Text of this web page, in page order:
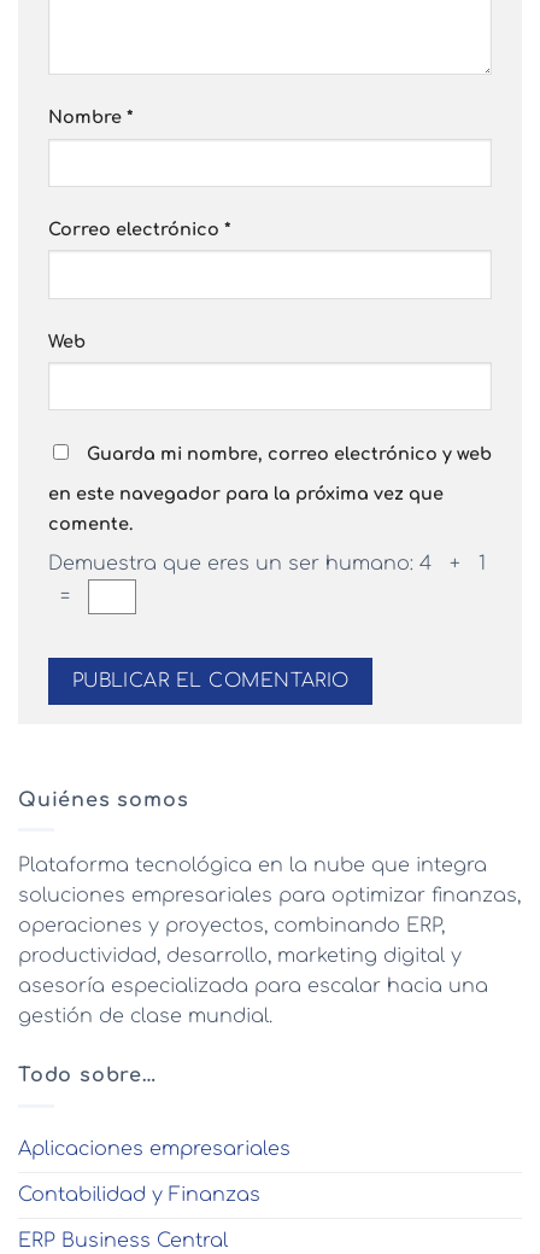
Nombre *
Correo electrónico *
Web
Guarda mi nombre, correo electrónico y web
en este navegador para la próxima vez que
comente.
Demuestra que eres un ser humano: 4 + 1
=
Quiénes somos
Plataforma tecnológica en la nube que integra
soluciones empresariales para optimizar finanzas,
operaciones y proyectos, combinando ERP,
productividad, desarrollo, marketing digital y
asesoría especializada para escalar hacia una
gestión de clase mundial.
Todo sobre…
Aplicaciones empresariales
Contabilidad y Finanzas
ERP Business Central